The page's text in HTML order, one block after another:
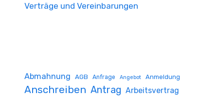
Verträge und Vereinbarungen
Abmahnung AGB Anfrage Angebot Anmeldung
Anschreiben Antrag Arbeitsvertrag